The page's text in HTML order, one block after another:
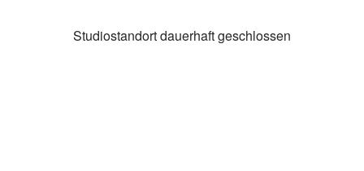
Studiostandort dauerhaft geschlossen